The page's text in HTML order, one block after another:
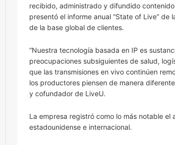
recibido, administrado y difundido
presentó el informe anual “State of Live”
de la base global de clientes.
“Nuestra tecnología basada en IP es
preocupaciones subsiguientes de salud,
que las transmisiones en vivo continúen
los productores piensen de manera
y cofundador de LiveU.
La empresa registró como lo más notable
estadounidense e internacional.